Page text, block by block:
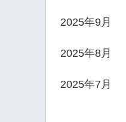
2025年9月
2025年8月
2025年7月